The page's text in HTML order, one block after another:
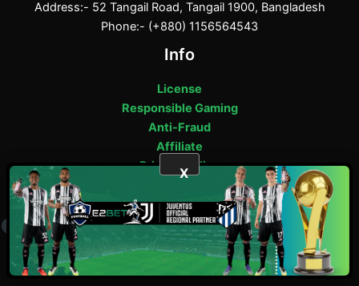
Address:- 52 Tangail Road, Tangail 1900, Bangladesh
Phone:- (+880) 1156564543
Info
License
Responsible Gaming
Anti-Fraud
Affiliate
Privacy Policy
E2bet Copyright © 2025
X